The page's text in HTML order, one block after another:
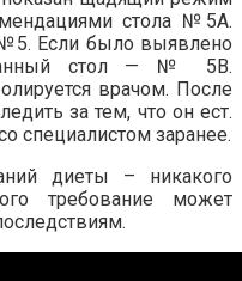
стола №5А.
Если было выявлено
стол — № 5В.
врачом. После
за тем, что он ест.
специалистом заранее.
диеты – никакого
требование может